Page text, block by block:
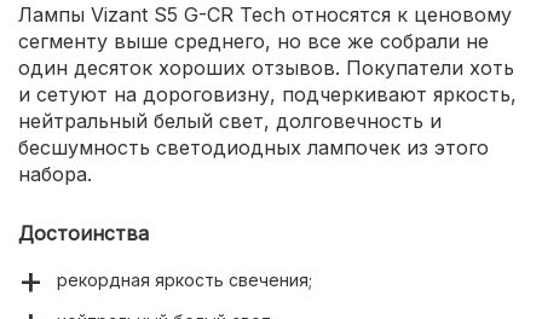
Лампы Vizant S5 G-CR Tech относятся к ценовому
сегменту выше среднего, но все же собрали не
один десяток хороших отзывов. Покупатели хоть
и сетуют на дороговизну, подчеркивают яркость,
нейтральный белый свет, долговечность и
бесшумность светодиодных лампочек из этого
набора.
Достоинства
рекордная яркость свечения;